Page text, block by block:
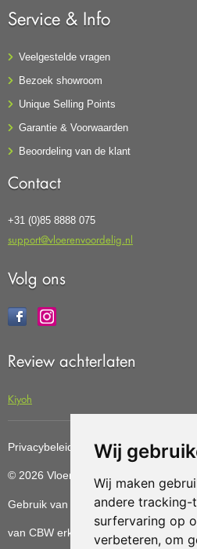
Wij
Wij maken
andere tracking-
surfervaring op
verbeteren, om
Service & Info
Veelgestelde vragen
Bezoek showroom
Unique Selling Points
Garantie & Voorwaarden
Beoordeling van de klant
Contact
+31 (0)85 8888 075
support@vloerenvoordelig.nl
Volg ons
Review achterlaten
Kiyoh
Privacybeleid Cookiebeleid Update
© 2026 Vloerenvoordelig
Gebruik van deze site betekent dat u
van CBW erkende woonwinkels